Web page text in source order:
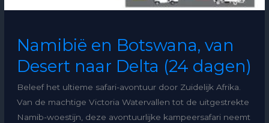
Namibië en Botswana, van
Desert naar Delta (24 dagen)
Beleef het ultieme safari-avontuur door Zuidelijk Afrika.
Van de machtige Victoria Watervallen tot de uitgestrekte
Namib-woestijn, deze avontuurlijke kampeersafari neemt